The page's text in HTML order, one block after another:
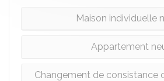
Maison individuelle
Appartement
Changement de consistance